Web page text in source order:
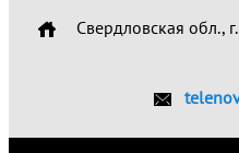
Свердловская обл.,